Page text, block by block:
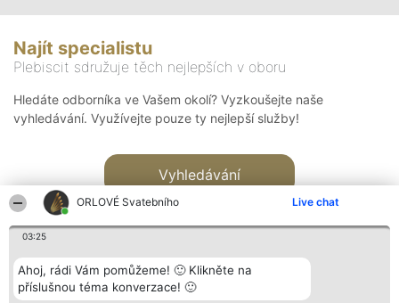
ORLOVÉ Svatebního Live chat
03:25
Ahoj, rádi Vám pomůžeme! 🙂 Klikněte na
příslušnou téma konverzace! 🙂
Najít specialistu
Plebiscit sdružuje těch nejlepších v oboru
Hledáte odborníka ve Vašem okolí? Vyzkoušejte naše
vyhledávání. Využívejte pouze ty nejlepší služby!
Vyhledávání